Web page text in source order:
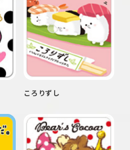
ころりずし